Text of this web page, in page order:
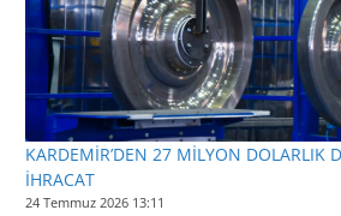
KARDEMİR’DEN 27 MİLYON DOLARLIK
İHRACAT
24 Temmuz 2026 13:11